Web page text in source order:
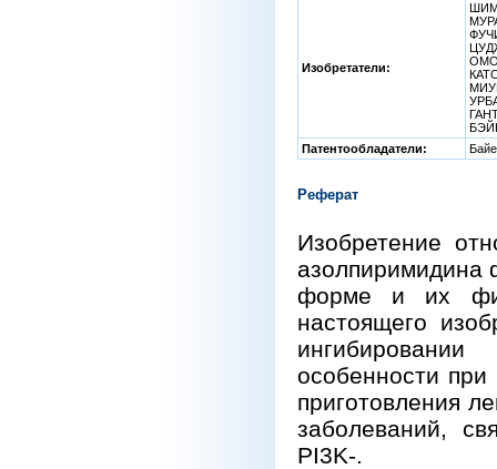
Изобретатели:
Патентообладатели:
Реферат
Изобретение
азолпиримидина
форме и их
настоящего
особенности при
приготовления
заболеваний,
PI3K-.